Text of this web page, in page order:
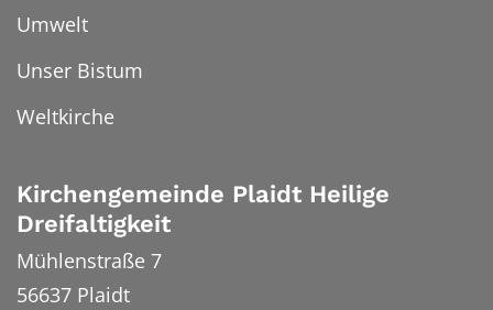
Umwelt
Unser Bistum
Weltkirche
Kirchengemeinde Plaidt Heilige
Dreifaltigkeit
Mühlenstraße 7
56637 Plaidt